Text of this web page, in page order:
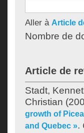
Aller à Article
Nombre de
Article de
Stadt,
Christian
growth of
and Quebec ».